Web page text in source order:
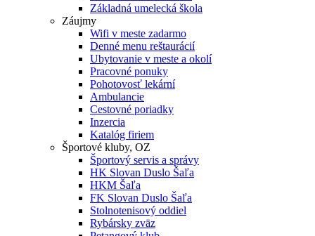
Základná umelecká škola
Záujmy
Wifi v meste zadarmo
Denné menu reštaurácií
Ubytovanie v meste a okolí
Pracovné ponuky
Pohotovosť lekární
Ambulancie
Cestovné poriadky
Inzercia
Katalóg firiem
Športové kluby, OZ
Športový servis a správy
HK Slovan Duslo Šaľa
HKM Šaľa
FK Slovan Duslo Šaľa
Stolnotenisový oddiel
Rybársky zväz